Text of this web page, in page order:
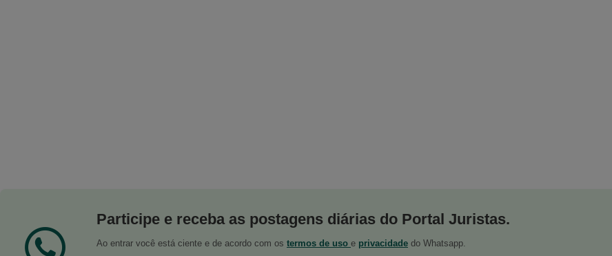
Participe e receba as postagens diárias do Portal Juristas.
Ao entrar você está ciente e de acordo com os termos de uso e privacidade do Whatsapp.